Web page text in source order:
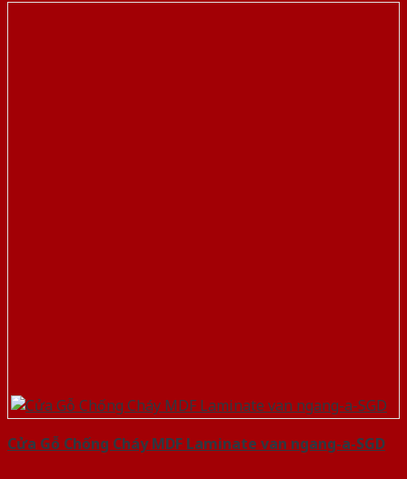
Cửa Gỗ Chống Cháy MDF Laminate van ngang-a-SGD